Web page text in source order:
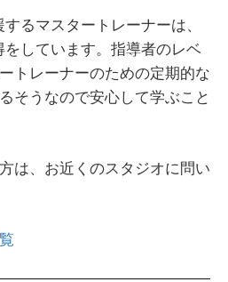
るマスタートレーナーは、
しています。指導者のレベ
トレーナーのための定期的な
そうなので安心して学ぶこと
は、お近くのスタジオに問い